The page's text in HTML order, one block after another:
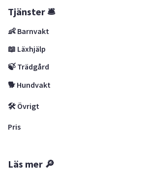
Tjänster 🛎
👶 Barnvakt
📖 Läxhjälp
🍃 Trädgård
🐕 Hundvakt
🛠 Övrigt
Pris
Läs mer 🔎